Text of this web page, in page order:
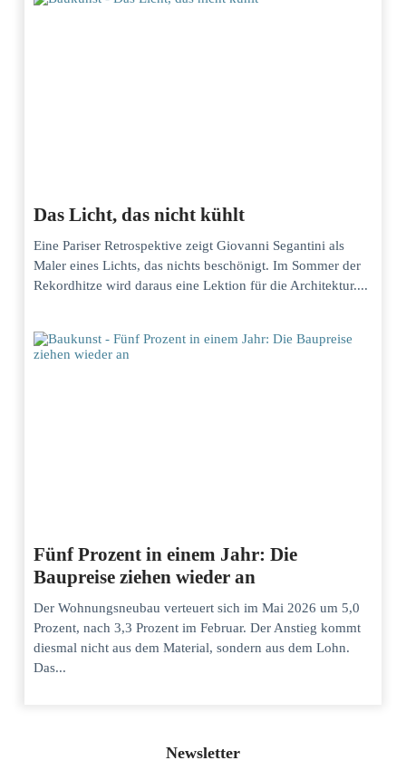
Das Licht, das nicht kühlt
Eine Pariser Retrospektive zeigt Giovanni Segantini als
Maler eines Lichts, das nichts beschönigt. Im Sommer der
Rekordhitze wird daraus eine Lektion für die Architektur....
Fünf Prozent in einem Jahr: Die
Baupreise ziehen wieder an
Der Wohnungsneubau verteuert sich im Mai 2026 um 5,0
Prozent, nach 3,3 Prozent im Februar. Der Anstieg kommt
diesmal nicht aus dem Material, sondern aus dem Lohn.
Das...
Newsletter